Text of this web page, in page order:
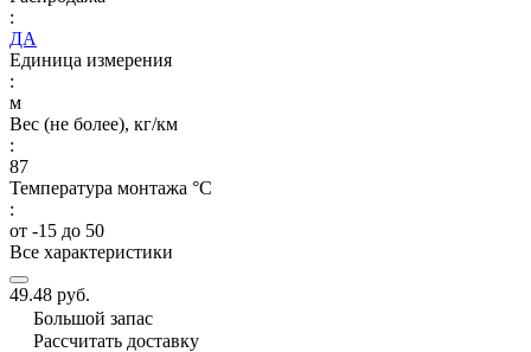
:
ДА
Единица измерения
:
м
Вес (не более), кг/км
:
87
Температура монтажа °C
:
от -15 до 50
Все характеристики
49.48 руб.
Большой запас
Рассчитать доставку